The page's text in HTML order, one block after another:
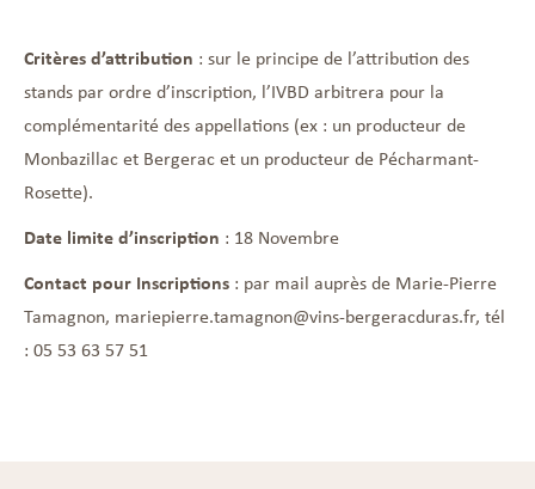
Critères d’attribution : sur le principe de l’attribution des
stands par ordre d’inscription, l’IVBD arbitrera pour la
complémentarité des appellations (ex : un producteur de
Monbazillac et Bergerac et un producteur de Pécharmant-
Rosette).
Date limite d’inscription : 18 Novembre
Contact pour Inscriptions : par mail auprès de Marie-Pierre
Tamagnon, mariepierre.tamagnon@vins-bergeracduras.fr, tél
: 05 53 63 57 51